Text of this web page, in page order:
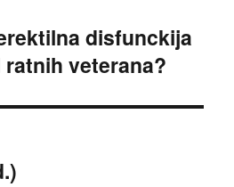
disfunckija
veterana?